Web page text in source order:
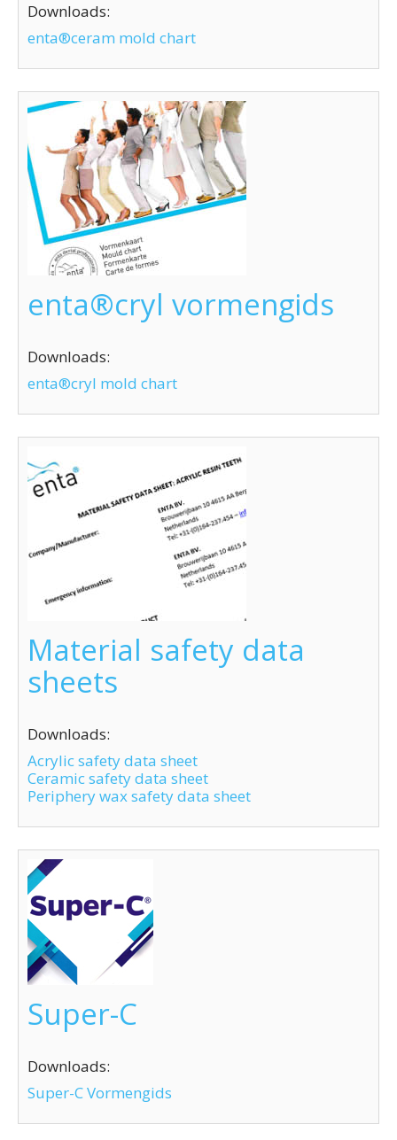
Downloads:
enta®ceram mold chart
enta®cryl vormengids
Downloads:
enta®cryl mold chart
Material safety data
sheets
Downloads:
Acrylic safety data sheet
Ceramic safety data sheet
Periphery wax safety data sheet
Super-C
Downloads:
Super-C Vormengids